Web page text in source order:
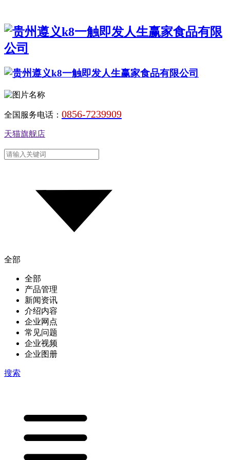
全国服务电话： 0856-7239909
天猫旗舰店
全部
全部
产品管理
新闻资讯
介绍内容
企业网点
常见问题
企业视频
企业图册
搜索